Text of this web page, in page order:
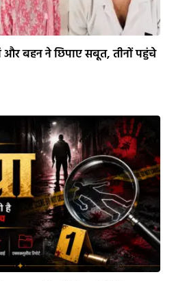
और बहन ने छिपाए सबूत, तीनों पहुंचे